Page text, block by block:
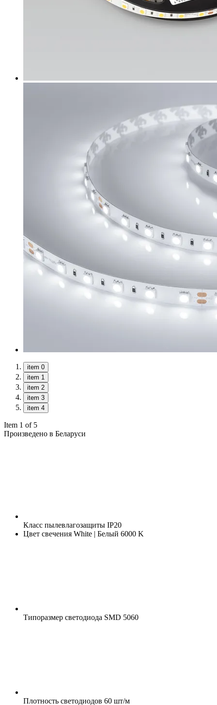
item 0
item 1
item 2
item 3
item 4
Item 1 of 5
Произведено в Беларуси
Класс пылевлагозащиты IP20
Цвет свечения White | Белый 6000 K
Типоразмер светодиода SMD 5060
Плотность светодиодов 60 шт/м